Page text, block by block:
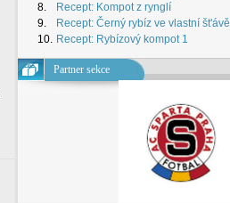
8.
Recept: Kompot z rynglí
9.
Recept: Černý rybíz ve vlastní št'ávě
10. Recept: Rybízový kompot 1
Partner sekce